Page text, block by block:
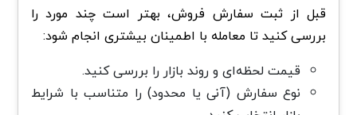
قبل از ثبت سفارش فروش، بهتر است چند مورد را
بررسی کنید تا معامله با اطمینان بیشتری انجام شود:
قیمت لحظه‌ای و روند بازار را بررسی کنید.
نوع سفارش (آنی یا محدود) را متناسب با شرایط